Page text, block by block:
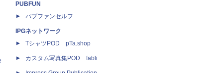
PUBFUN
パブファンセルフ
IPGネットワーク
TシャツPOD pTa.shop
カスタム写真集POD fabli